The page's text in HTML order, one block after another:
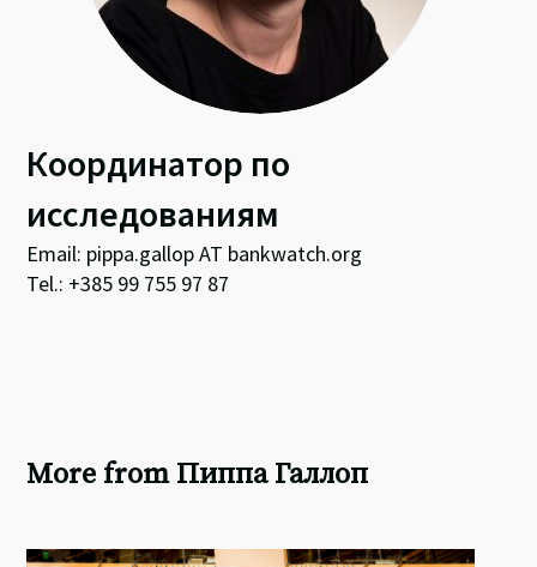
Координатор по
исследованиям
Email: pippa.gallop AT bankwatch.org
Tel.: +385 99 755 97 87
More from Пиппа Галлоп